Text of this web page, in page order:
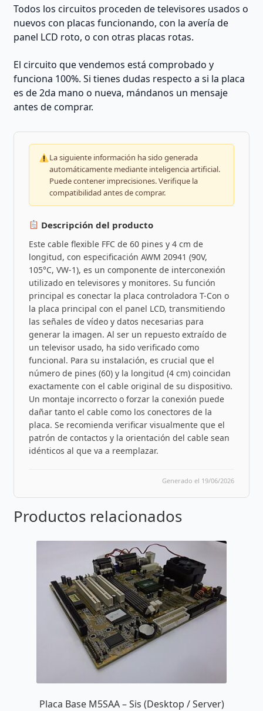
Todos los circuitos proceden de televisores usados o
nuevos con placas funcionando, con la avería de
panel LCD roto, o con otras placas rotas.
El circuito que vendemos está comprobado y
funciona 100%. Si tienes dudas respecto a si la placa
es de 2da mano o nueva, mándanos un mensaje
antes de comprar.
La siguiente información ha sido generada
automáticamente mediante inteligencia artificial.
Puede contener imprecisiones. Verifique la
compatibilidad antes de comprar.
Descripción del producto
Este cable flexible FFC de 60 pines y 4 cm de
longitud, con especificación AWM 20941 (90V,
105°C, VW-1), es un componente de interconexión
utilizado en televisores y monitores. Su función
principal es conectar la placa controladora T-Con o
la placa principal con el panel LCD, transmitiendo
las señales de vídeo y datos necesarias para
generar la imagen. Al ser un repuesto extraído de
un televisor usado, ha sido verificado como
funcional. Para su instalación, es crucial que el
número de pines (60) y la longitud (4 cm) coincidan
exactamente con el cable original de su dispositivo.
Un montaje incorrecto o forzar la conexión puede
dañar tanto el cable como los conectores de la
placa. Se recomienda verificar visualmente que el
patrón de contactos y la orientación del cable sean
idénticos al que va a reemplazar.
Generado el 19/06/2026
Productos relacionados
Placa Base M5SAA – Sis (Desktop / Server)